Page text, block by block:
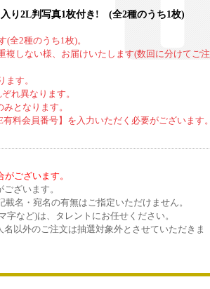
り2L判写真1枚付き! (全2種のうち1枚)
全2種のうち1枚)。
しない様、お届けいたします(数回に分けてご注
す。
れ異なります。
となります。
料会員番号】を入力いただく必要がございます。
ございます。
ざいます。
名・宛名の有無はご指定いただけません。
など)は、タレントにお任せください。
以外のご注文は抽選対象外とさせていただきま